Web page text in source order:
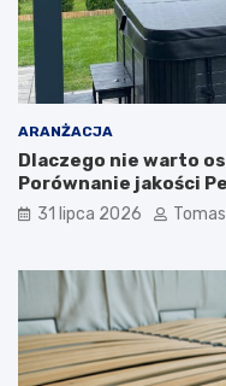
ARANŻACJA
Dlaczego nie warto
Porównanie jakości
marketu
31 lipca 2026